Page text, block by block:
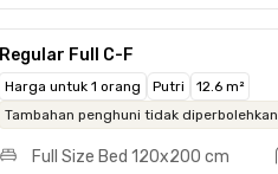
Regular Full C-F
Harga untuk 1 orang Putri
12.6 m²
Tambahan penghuni tidak diperbolehkan
Full Size Bed 120x200 cm